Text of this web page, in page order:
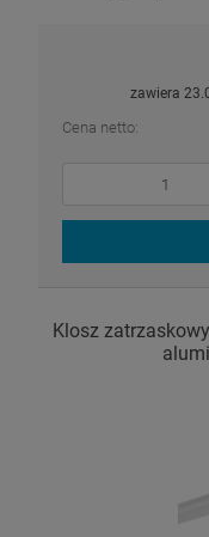
zawiera
Cena netto:
Klosz